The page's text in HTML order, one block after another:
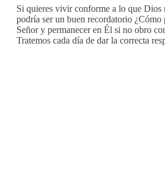
Si quieres vivir conforme a lo que Dios
podría ser un buen recordatorio
Señor y permanecer en Él si no obro
Tratemos cada día de dar la correcta